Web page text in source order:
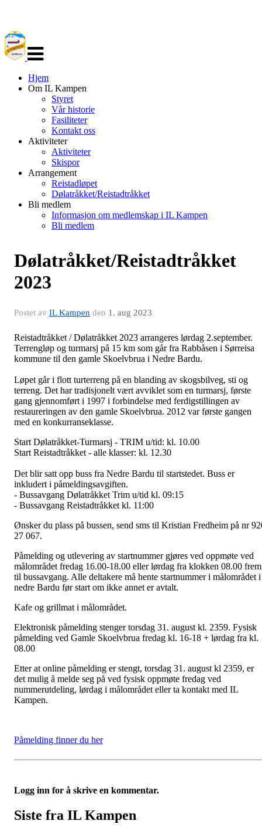
navigasjon
Hjem
Om IL Kampen
Styret
Vår historie
Fasiliteter
Kontakt oss
Aktiviteter
Aktiviteter
Skispor
Arrangement
Reistadløpet
Dølatråkket/Reistadtråkket
Bli medlem
Informasjon om medlemskap i IL Kampen
Bli medlem
Dølatråkket/Reistadtråkket
2023
Postet av IL Kampen den 1. aug 2023
Reistadtråkket / Dølatråkket 2023 arrangeres lørdag 2.september.
Terrengløp og turmarsj på 15 km som går fra Rabbåsen i Sørreisa
kommune til den gamle Skoelvbrua i Nedre Bardu.
Løpet går i flott turterreng på en blanding av skogsbilveg, sti og
terreng. Det har tradisjonelt vært avviklet som en turmarsj, første
gang gjennomført i 1997 i forbindelse med ferdigstillingen av
restaureringen av den gamle Skoelvbrua. 2012 var første gangen
med en konkurranseklasse.
Start Dølatråkket-Turmarsj - TRIM u/tid: kl. 10.00
Start Reistadtråkket - alle klasser: kl. 12.30
Det blir satt opp buss fra Nedre Bardu til startstedet. Buss er
inkludert i påmeldingsavgiften.
- Bussavgang Dølatråkket Trim u/tid kl. 09:15
- Bussavgang Reistadtråkket kl. 11:00
Ønsker du plass på bussen, send sms til Kristian Fredheim på nr
27 067.
Påmelding og utlevering av startnummer gjøres ved oppmøte ved
målområdet fredag 16.00-18.00 eller lørdag fra klokken 08.00 frem
til bussavgang. Alle deltakere må hente startnummer i målområdet i
nedre Bardu før start om ikke annet er avtalt.
Kafe og grillmat i målområdet.
Elektronisk påmelding stenger torsdag 31. august kl. 2359. Fysisk
påmelding ved Gamle Skoelvbrua fredag kl. 16-18 + lørdag fra kl.
08.00
Etter at online påmelding er stengt, torsdag 31. august kl 2359, er
det mulig å melde seg på ved fysisk oppmøte fredag ved
nummerutdeling, lørdag i målområdet eller ta kontakt med IL
Kampen.
Påmelding finner du her
Logg inn for å skrive en kommentar.
Siste fra IL Kampen